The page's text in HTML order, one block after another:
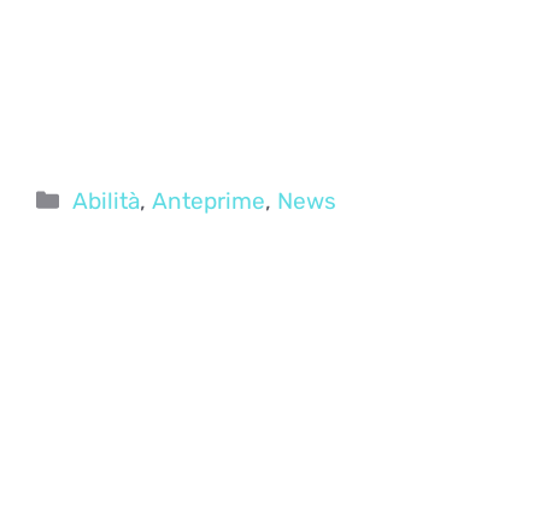
Categorie
Abilità,Anteprime, News